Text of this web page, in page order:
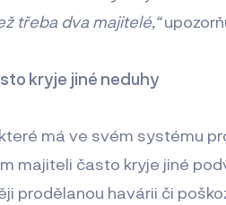
třeba dva majitelé,“
kryje jiné neduhy
má ve svém systému
majiteli často kryje jiné
prodělanou havárii či